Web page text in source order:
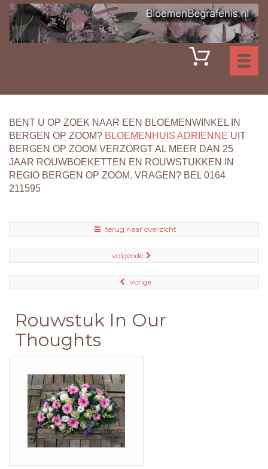
BENT U OP ZOEK NAAR EEN BLOEMENWINKEL IN
BERGEN OP ZOOM? BLOEMENHUIS ADRIENNE UIT
BERGEN OP ZOOM VERZORGT AL MEER DAN 25
JAAR ROUWBOEKETTEN EN ROUWSTUKKEN IN
REGIO BERGEN OP ZOOM. VRAGEN? BEL 0164
211595
terug naar overzicht
volgende
vorige
Rouwstuk In Our
Thoughts